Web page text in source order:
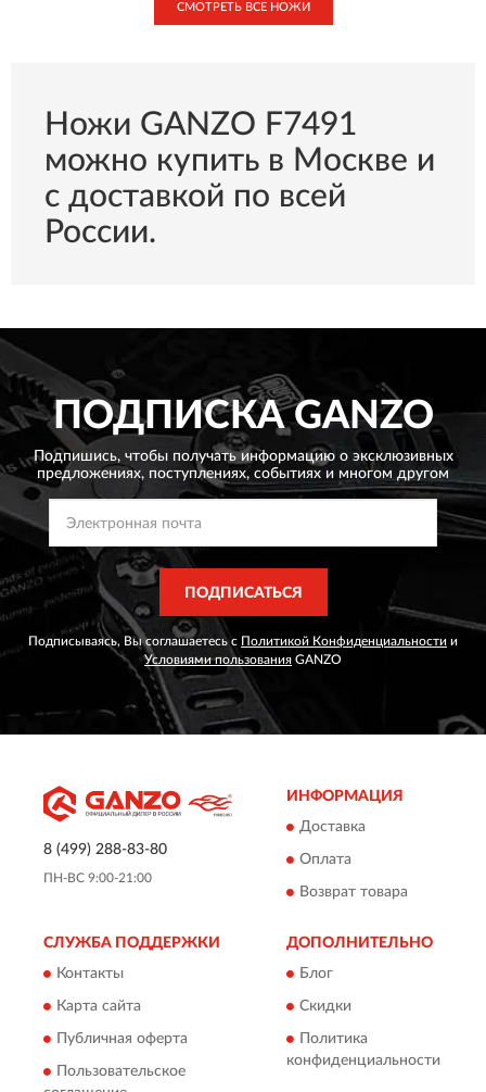
СМОТРЕТЬ ВСЕ НОЖИ
Ножи GANZO F7491
можно купить в Москве и
с доставкой по всей
России.
ПОДПИСКАGANZO
Подпишись, чтобы получать информацию о эксклюзивных
предложениях, поступлениях, событиях и многом другом
ПОДПИСАТЬСЯ
Подписываясь, Вы соглашаетесь с Политикой Конфиденциальности и
Условиями пользования GANZO
8 (499) 288-83-80
ПН-ВС 9:00-21:00
ИНФОРМАЦИЯ
Доставка
Оплата
Возврат товара
СЛУЖБА ПОДДЕРЖКИ
Контакты
Карта сайта
Публичная оферта
Пользовательское
ДОПОЛНИТЕЛЬНО
Блог
Скидки
Политика
конфиденциальности